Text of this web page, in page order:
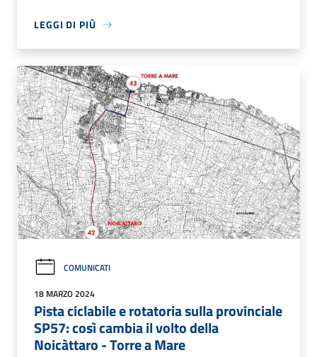
LEGGI DI PIÙ
COMUNICATI
18 MARZO 2024
Pista ciclabile e rotatoria sulla provinciale
SP57: così cambia il volto della
Noicàttaro - Torre a Mare